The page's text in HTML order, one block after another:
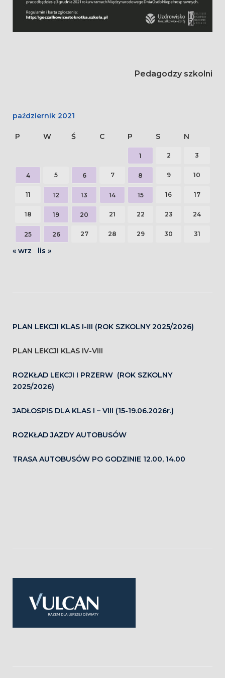
Pedagodzy szkolni
październik 2021
P W Ś C P S N
1 2 3
4 5 6 7 8 9 10
11 12 13 14 15 16 17
18 19 20 21 22 23 24
25 26 27 28 29 30 31
« wrz lis »
PLAN LEKCJI KLAS I-III (ROK SZKOLNY 2025/2026)
PLAN LEKCJI KLAS IV-VIII
ROZKŁAD LEKCJI I PRZERW (ROK SZKOLNY
2025/2026)
JADŁOSPIS DLA KLAS I – VIII (15-19.06.2026r.)
ROZKŁAD JAZDY AUTOBUSÓW
TRASA AUTOBUSÓW PO GODZINIE 12.00, 14.00